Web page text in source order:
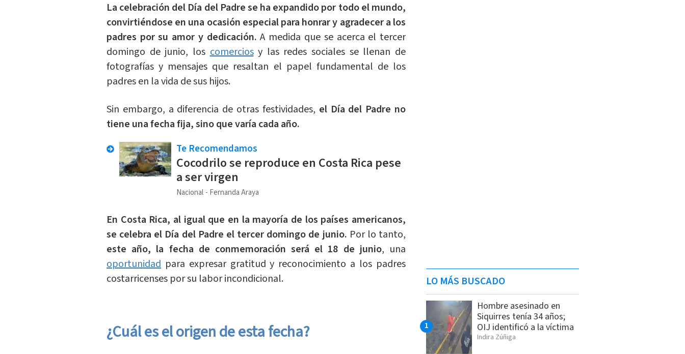
La celebración del Día del Padre se ha expandido por todo el mundo,
convirtiéndose en una ocasión especial para honrar y agradecer a los
padres por su amor y dedicación. A medida que se acerca el tercer
domingo de junio, loscomerciosy las redes sociales se llenan de
fotografías y mensajes que resaltan el papel fundamental de los
padres en la vida de sus hijos.
Sin embargo, a diferencia de otras festividades, el Día del Padre no
tiene una fecha fija, sino que varía cada año.
Te Recomendamos
Cocodrilo se reproduce en Costa Rica pese
a ser virgen
Nacional Fernanda Araya
En Costa Rica, al igual que en la mayoría de los países americanos,
se celebra el Día del Padre el tercer domingo de junio. Por lo tanto,
este año, la fecha de conmemoración será el 18 de junio, una
oportunidadpara expresar gratitud y reconocimiento a los padres
costarricenses por su labor incondicional.
¿Cuál es el origen de esta fecha?
LO MÁS BUSCADO
Hombre asesinado en
Siquirres tenía 34 años;
OIJ identificó a la víctima
Indira Zúñiga